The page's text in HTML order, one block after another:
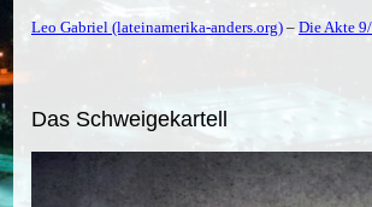
Leo Gabriel (lateinamerika-anders.org) – Die Akte 9/
Das Schweigekartell